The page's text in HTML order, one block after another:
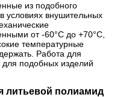
из подобного
условиях внушительных
от -60°C до +70°C,
температурные
Работа для
для подобных изделий
литьевой полиамид